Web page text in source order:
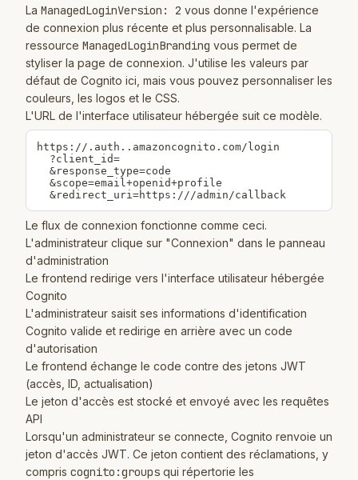
La ManagedLoginVersion: 2 vous donne l'expérience
de connexion plus récente et plus personnalisable. La
ressource ManagedLoginBranding vous permet de
styliser la page de connexion. J'utilise les valeurs par
défaut de Cognito ici, mais vous pouvez personnaliser les
couleurs, les logos et le CSS.
L'URL de l'interface utilisateur hébergée suit ce modèle.
https:// .auth. .amazoncognito.com/login
  ?client_id=
  &response_type=code
  &scope=email+openid+profile
  &redirect_uri=https://
/admin/callback
Le flux de connexion fonctionne comme ceci.
L'administrateur clique sur "Connexion" dans le panneau
d'administration
Le frontend redirige vers l'interface utilisateur hébergée
Cognito
L'administrateur saisit ses informations d'identification
Cognito valide et redirige en arrière avec un code
d'autorisation
Le frontend échange le code contre des jetons JWT
(accès, ID, actualisation)
Le jeton d'accès est stocké et envoyé avec les requêtes
API
Lorsqu'un administrateur se connecte, Cognito renvoie un
jeton d'accès JWT. Ce jeton contient des réclamations, y
compris cognito:groups qui répertorie les